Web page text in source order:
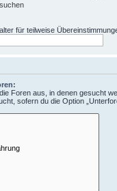
für teilweise
Foren aus, in denen gesucht
sofern du die Option